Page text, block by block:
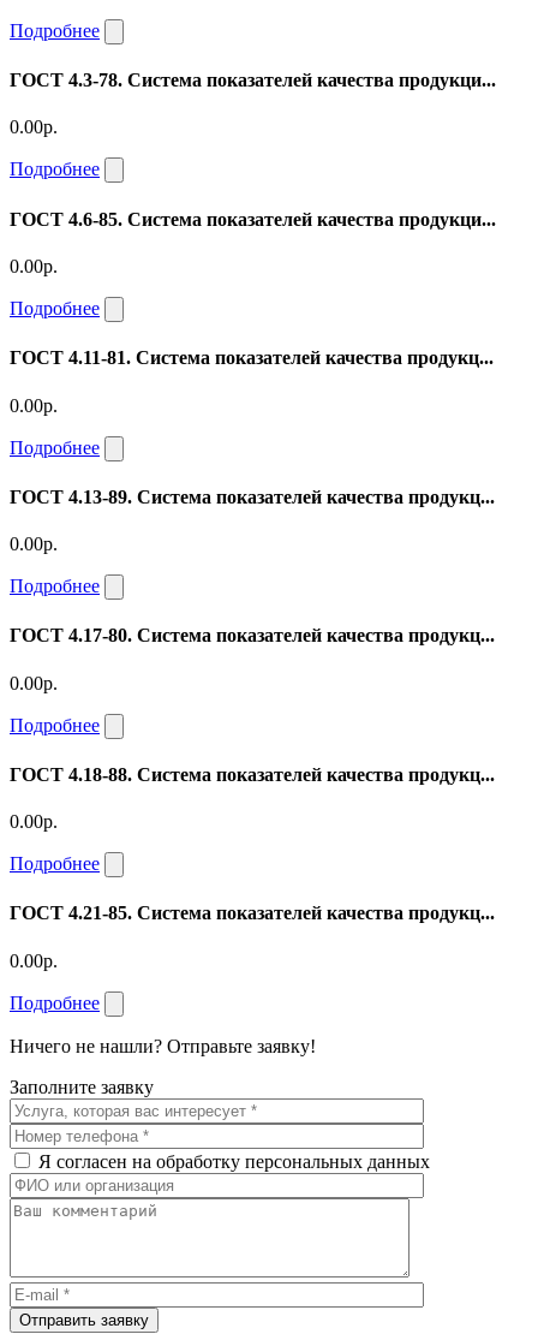
Подробнее
ГОСТ 4.3-78. Система показателей качества продукци...
0.00р.
Подробнее
ГОСТ 4.6-85. Система показателей качества продукци...
0.00р.
Подробнее
ГОСТ 4.11-81. Система показателей качества продукц...
0.00р.
Подробнее
ГОСТ 4.13-89. Система показателей качества продукц...
0.00р.
Подробнее
ГОСТ 4.17-80. Система показателей качества продукц...
0.00р.
Подробнее
ГОСТ 4.18-88. Система показателей качества продукц...
0.00р.
Подробнее
ГОСТ 4.21-85. Система показателей качества продукц...
0.00р.
Подробнее
Ничего не нашли? Отправьте заявку!
Заполните заявку
Я согласен на обработку персональных данных
Отправить заявку